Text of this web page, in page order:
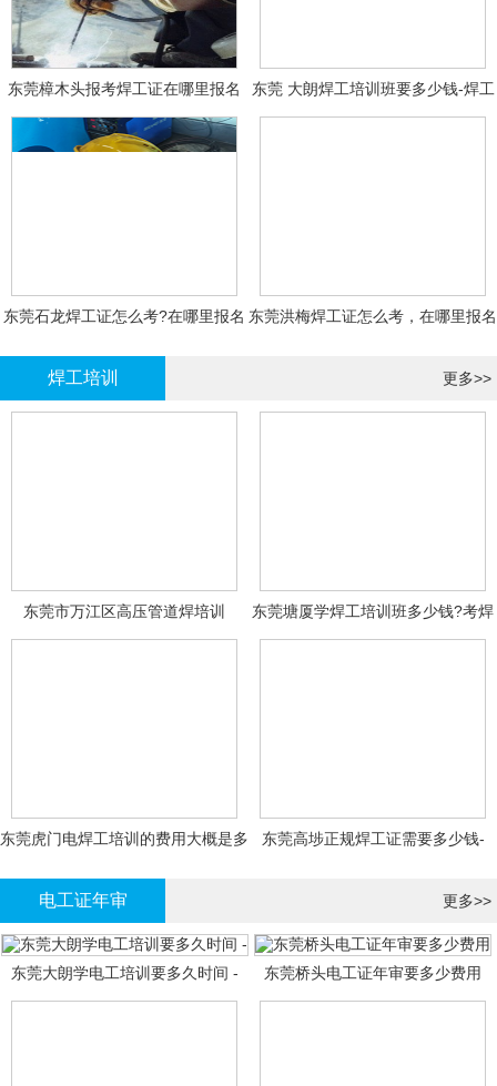
东莞樟木头报考焊工证在哪里报名
东莞 大朗焊工培训班要多少钱-焊工
报名
东莞石龙焊工证怎么考?在哪里报名 东莞洪梅焊工证怎么考，在哪里报名
焊工培训 更多>>
东莞市万江区高压管道焊培训
东莞塘厦学焊工培训班多少钱?考焊
工证大概多少钱?
东莞虎门电焊工培训的费用大概是多
东莞高埗正规焊工证需要多少钱-
电工证年审 更多>>
东莞大朗学电工培训要多久时间 - 东莞桥头电工证年审要多少费用